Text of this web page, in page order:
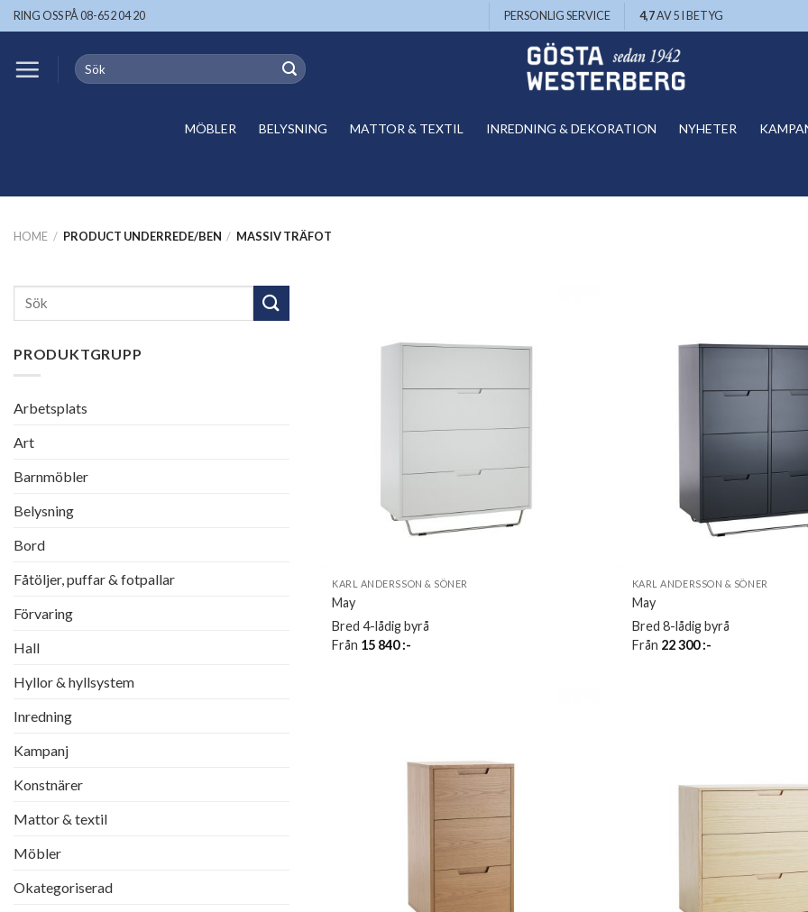
Skip
to
RING OSS PÅ 08-652 04 20 PERSONLIG SERVICE 4,7AV 5 I BETYG
Search
for:
MÖBLER BELYSNING MATTOR & TEXTIL INREDNING & DEKORATION NYHETER
HOME / PRODUCT UNDERREDE/BEN / MASSIV TRÄFOT
Search
PRODUKTGRUPP
Arbetsplats
Art
Barnmöbler
Belysning
Bord
Fåtöljer, puffar & fotpallar
Förvaring
Hall
Hyllor & hyllsystem
Inredning
Kampanj
Konstnärer
Mattor & textil
Möbler
Okategoriserad
KARL ANDERSSON & SÖNER
May
Bred 4-lådig byrå
Från 15 840:-
KARL ANDERSSON & SÖNER
May
Bred 8-lådig byrå
Från 22 300:-